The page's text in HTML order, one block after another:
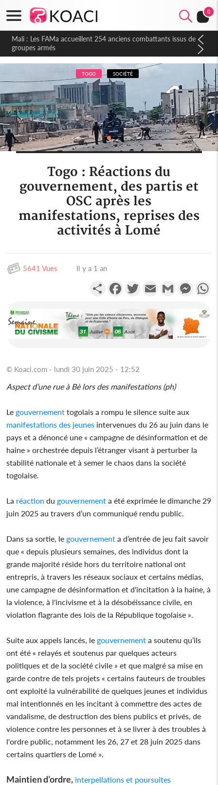
0
Mali : Les FAMa accueillent 254 anciens combattants issus de
groupes armés
TOGO SOCIÉTÉ
Togo : Réactions du
gouvernement, des partis et
OSC après les
manifestations, reprises des
activités à Lomé
5641 Vues Il y a 1 an
PartagerFacebookTwitterEmail Gmail
© Koaci.com - lundi 30 juin 2025 - 12:52
Aspect d’une rue à Bè lors des manifestations (ph)
Le gouvernement togolais a rompu le silence suite aux
manifestations des jeunes intervenues du 26 au juin dans le
pays et a dénoncé une « campagne de désinformation et de
haine » orchestrée depuis l’étranger visant à perturber la
stabilité nationale et à semer le chaos dans la société
togolaise.
La réaction du gouvernement a été exprimée le dimanche 29
juin 2025 au travers d’un communiqué rendu public.
Dans sa sortie, le gouvernement a d’entrée de jeu fait savoir
que « depuis plusieurs semaines, des individus dont la
grande majorité réside hors du territoire national ont
entrepris, à travers les réseaux sociaux et certains médias,
une campagne de désinformation et d'incitation à la haine, à
la violence, à l'incivisme et à la désobéissance civile, en
violation flagrante des lois de la République togolaise ».
Suite aux appels lancés, le gouvernement a soutenu qu’ils
ont été « relayés et soutenus par quelques acteurs
politiques et de la société civile » et que malgré sa mise en
garde contre de tels projets « certains fauteurs de troubles
ont exploité la vulnérabilité de quelques jeunes et individus
mal intentionnés en les incitant à commettre des actes de
vandalisme, de destruction des biens publics et privés, de
violence contre les personnes et à se livrer à des troubles à
l'ordre public, notamment les 26, 27 et 28 juin 2025 dans
certains quartiers de Lomé ».
Maintien d’ordre, interpellations et poursuites